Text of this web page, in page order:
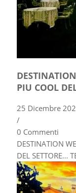
PIU COOL
25 Dicembre
/
0 Commenti
DESTINATION
DEL SETTORE...